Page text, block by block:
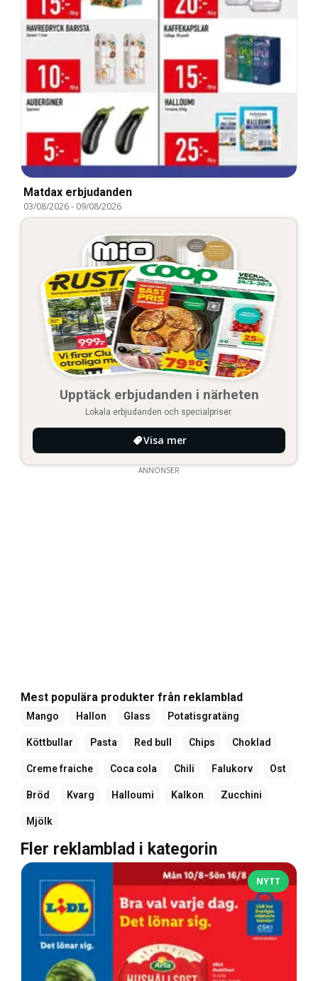
Matdax erbjudanden
03/08/2026- 09/08/2026
Upptäck erbjudanden i närheten
Lokala erbjudanden och specialpriser.
Visa mer
ANNONSER
Mest populära produkter från reklamblad
Mango Hallon Glass Potatisgratäng
Köttbullar Pasta Red bull Chips Choklad
Creme fraiche Coca cola Chili Falukorv Ost
Bröd Kvarg Halloumi Kalkon Zucchini
Mjölk
Fler reklamblad i kategorin
NYTT